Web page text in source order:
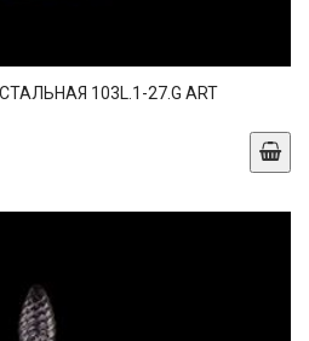
103L.1-27.G ART